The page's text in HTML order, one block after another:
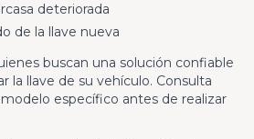
deteriorada
de la llave nueva
buscan una solución confiable
la llave de su vehículo. Consulta
específico antes de realizar